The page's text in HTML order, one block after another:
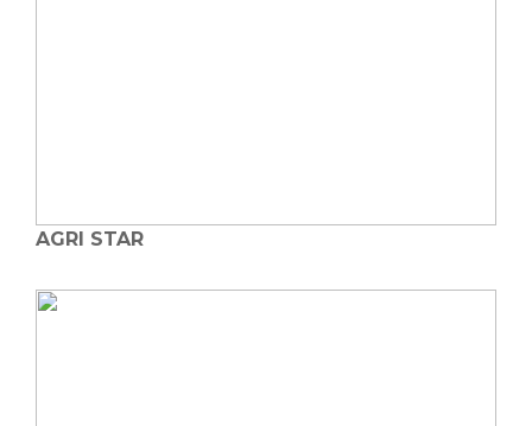
AGRI STAR